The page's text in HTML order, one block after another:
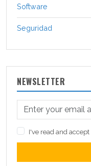
Software
Seguridad
NEWSLETTER
I've read and accept